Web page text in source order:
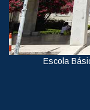
Escola